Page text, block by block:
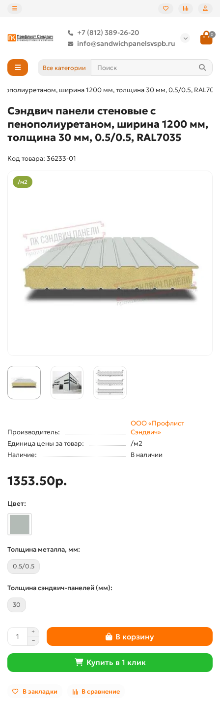
+7 (812) 389-26-20
info@sandwichpanelsvspb.ru
0
Все категории
ширина 1200 мм, толщина 30 мм, 0.5/0.5,
Сэндвич панели стеновые с
пенополиуретаном, ширина 1200 мм,
толщина 30 мм, 0.5/0.5, RAL7035
Код товара: 36233-01
/м2
Производитель:
ООО «Профлист
Сэндвич»
Единица цены за товар:
/м2
Наличие:
В наличии
1353.50р.
Цвет:
Толщина металла, мм:
0.5/0.5
Толщина сэндвич-панелей (мм):
30
В корзину
Купить в 1 клик
В закладки В сравнение